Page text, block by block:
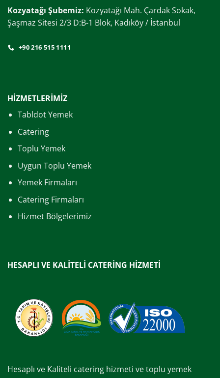
Kozyatağı Şubemiz: Kozyatağı Mah. Çardak Sokak,
Şaşmaz Sitesi 2/3 D:B-1 Blok, Kadıköy / İstanbul
+90 216 515 1111
HİZMETLERİMİZ
Tabldot Yemek
Catering
Toplu Yemek
Uygun Toplu Yemek
Yemek Firmaları
Catering Firmaları
Hizmet Bölgelerimiz
HESAPLI VE KALİTELİ CATERİNG HİZMETİ
Hesaplı ve Kaliteli catering hizmeti ve toplu yemek